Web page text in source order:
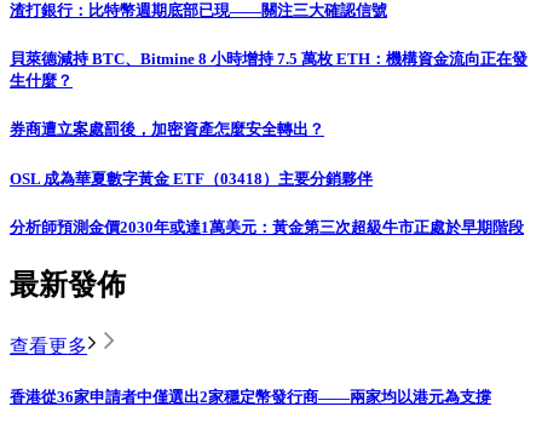
渣打銀行：比特幣週期底部已現——關注三大確認信號
貝萊德減持 BTC、Bitmine 8 小時增持 7.5 萬枚 ETH：機構資金流向正在發
生什麼？
券商遭立案處罰後，加密資產怎麼安全轉出？
OSL 成為華夏數字黃金 ETF（03418）主要分銷夥伴
分析師預測金價2030年或達1萬美元：黃金第三次超級牛市正處於早期階段
最新發佈
查看更多
香港從36家申請者中僅選出2家穩定幣發行商——兩家均以港元為支撐